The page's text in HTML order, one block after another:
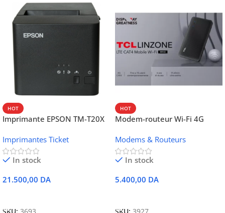
HOT
Imprimante EPSON TM-T20X
Ethernet
Imprimantes Ticket
In stock
21.500,00 DA
HOT
Modem-routeur Wi-Fi 4G
Modems & Routeurs
In stock
5.400,00 DA